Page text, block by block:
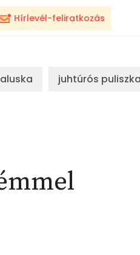
Hírlevél-feliratkozás
juhtúrós puliszka